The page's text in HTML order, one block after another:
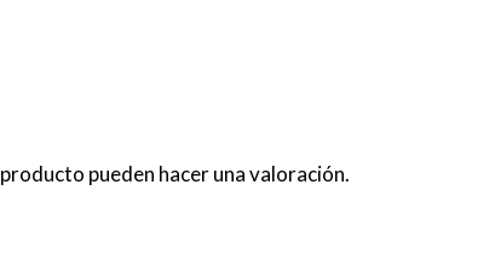
pueden hacer una valoración.